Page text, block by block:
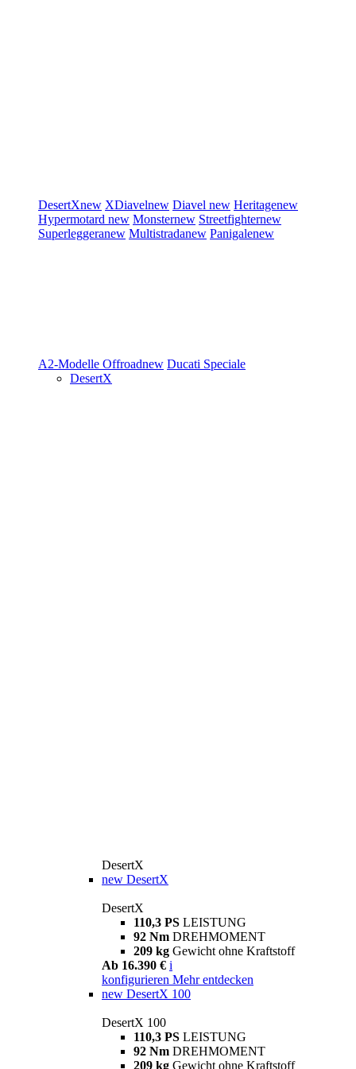
DesertXnew XDiavelnew Diavel new Heritagenew
Hypermotard new Monsternew Streetfighternew
Superleggeranew Multistradanew Panigalenew
A2-Modelle Offroadnew Ducati Speciale
DesertX
DesertX
new DesertX
DesertX
110,3 PS LEISTUNG
92 Nm DREHMOMENT
209 kg Gewicht ohne Kraftstoff
Ab 16.390 € i
konfigurieren Mehr entdecken
new DesertX 100
DesertX 100
110,3 PS LEISTUNG
92 Nm DREHMOMENT
209 kg Gewicht ohne Kraftstoff